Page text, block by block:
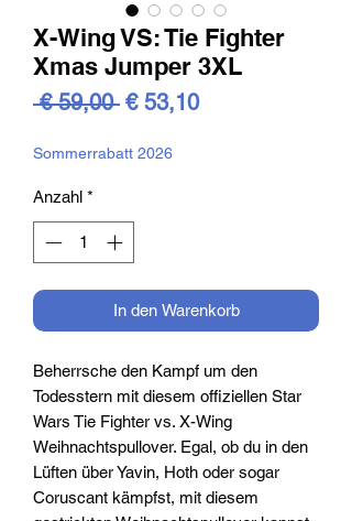
X-Wing VS: Tie Fighter
Xmas Jumper 3XL
€ 59,00 Standardpreis
€ 53,10Sale-
Sommerrabatt 2026
Anzahl *
In den Warenkorb
Beherrsche den Kampf um den
Todesstern mit diesem offiziellen Star
Wars Tie Fighter vs. X-Wing
Weihnachtspullover. Egal, ob du in den
Lüften über Yavin, Hoth oder sogar
Coruscant kämpfst, mit diesem